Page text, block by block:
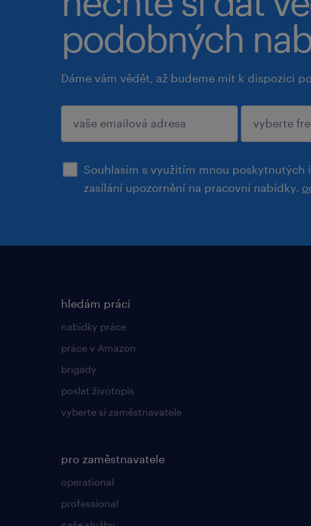
podobných
Dáme vám vědět, až budeme mít k dispozici
Souhlasím s využitím mnou poskytnutých
zasílání upozornění na pracovní nabídky.
potvrdit
hledám práci
nabídky práce
práce v Amazon
brigády
poslat životopis
vyberte si zaměstnavatele
pro zaměstnavatele
operational
professional